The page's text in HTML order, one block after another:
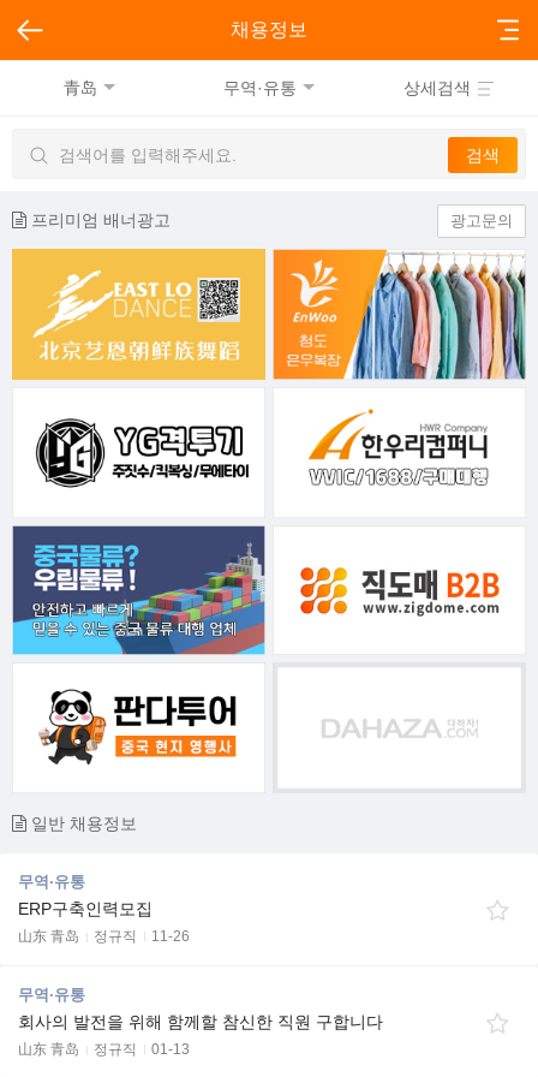
채용정보
青岛 무역·유통 상세검색
프리미엄 배너광고 광고문의
일반 채용정보
무역·유통
ERP구축인력모집
山东 青岛 정규직 11-26
무역·유통
회사의 발전을 위해 함께할 참신한 직원 구합니다
山东 青岛 정규직 01-13